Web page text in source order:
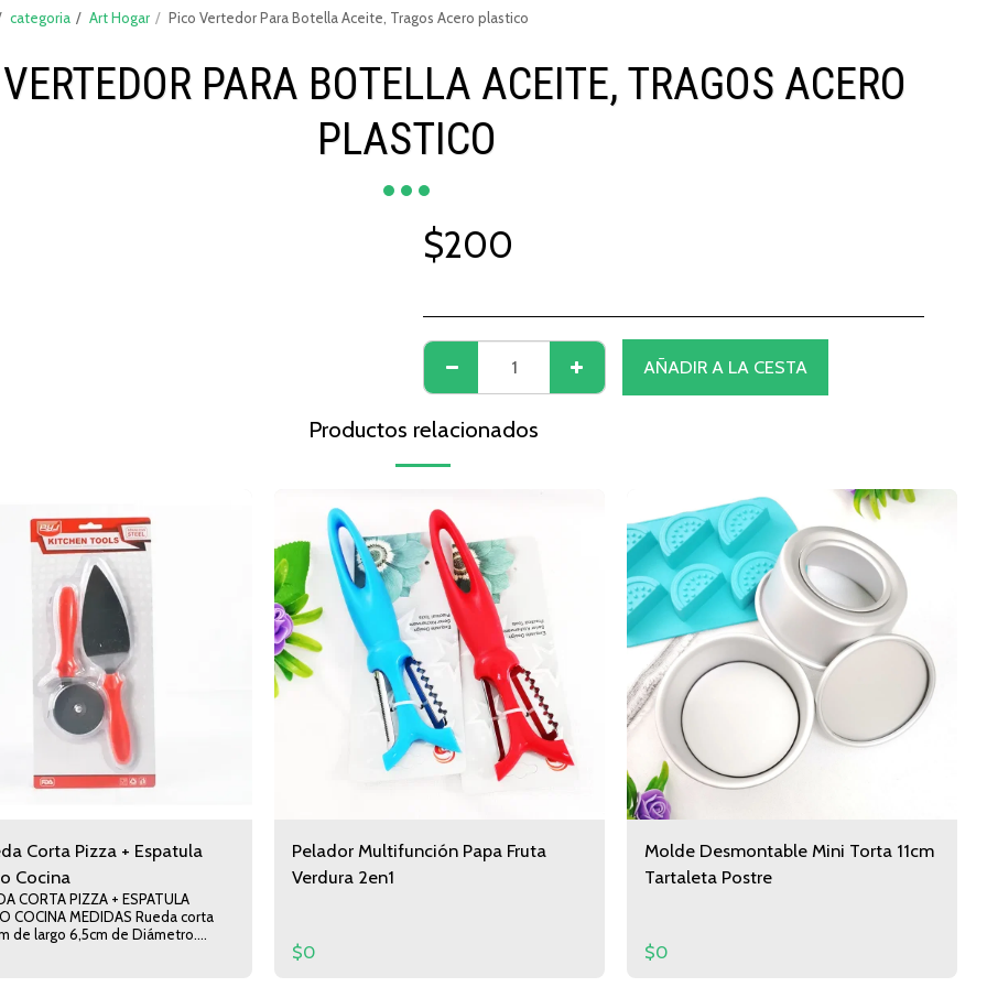
categoria Art Hogar Pico Vertedor Para Botella Aceite, Tragos Acero plastico
PARA BOTELLA ACEITE, TRAGOS ACERO
PLASTICO
$200
AÑADIR A LA CESTA
Productos relacionados
Corta Pizza + Espatula
Cocina
CORTA PIZZA + ESPATULA
Rueda corta
de largo 6,5cm de Diámetro.
de Largo 5cm de Ancho
Pelador Multifunción Papa Fruta
Verdura 2en1
$0
Molde Desmontable Mini Torta 11cm
Tartaleta Postre
$0